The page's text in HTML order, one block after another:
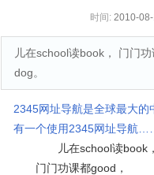
时间: 2010-
儿在school读book， 门门
dog。
2345网址导航是全球最大
有一个使用2345网址导航
儿在school读book，
门门功课都good，